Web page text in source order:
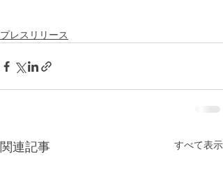
プレスリリース
関連記事 すべて表示